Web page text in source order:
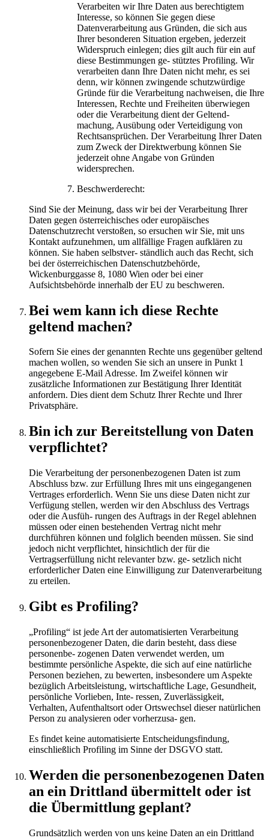
Verarbeiten wir Ihre Daten aus berechtigtem
Interesse, so können Sie gegen diese
Datenverarbeitung aus Gründen, die sich aus
Ihrer besonderen Situation ergeben, jederzeit
Widerspruch einlegen; dies gilt auch für ein auf
diese Bestimmungen ge- stütztes Profiling. Wir
verarbeiten dann Ihre Daten nicht mehr, es sei
denn, wir können zwingende schutzwürdige
Gründe für die Verarbeitung nachweisen, die Ihre
Interessen, Rechte und Freiheiten überwiegen
oder die Verarbeitung dient der Geltend-
machung, Ausübung oder Verteidigung von
Rechtsansprüchen. Der Verarbeitung Ihrer Daten
zum Zweck der Direktwerbung können Sie
jederzeit ohne Angabe von Gründen
widersprechen.
Beschwerderecht:
Sind Sie der Meinung, dass wir bei der Verarbeitung Ihrer
Daten gegen österreichisches oder europäisches
Datenschutzrecht verstoßen, so ersuchen wir Sie, mit uns
Kontakt aufzunehmen, um allfällige Fragen aufklären zu
können. Sie haben selbstver- ständlich auch das Recht, sich
bei der österreichischen Datenschutzbehörde,
Wickenburggasse 8, 1080 Wien oder bei einer
Aufsichtsbehörde innerhalb der EU zu beschweren.
Bei wem kann ich diese Rechte
geltend machen?
Sofern Sie eines der genannten Rechte uns gegenüber geltend
machen wollen, so wenden Sie sich an unsere in Punkt 1
angegebene E-Mail Adresse. Im Zweifel können wir
zusätzliche Informationen zur Bestätigung Ihrer Identität
anfordern. Dies dient dem Schutz Ihrer Rechte und Ihrer
Privatsphäre.
Bin ich zur Bereitstellung von Daten
verpflichtet?
Die Verarbeitung der personenbezogenen Daten ist zum
Abschluss bzw. zur Erfüllung Ihres mit uns eingegangenen
Vertrages erforderlich. Wenn Sie uns diese Daten nicht zur
Verfügung stellen, werden wir den Abschluss des Vertrags
oder die Ausfüh- rungen des Auftrags in der Regel ablehnen
müssen oder einen bestehenden Vertrag nicht mehr
durchführen können und folglich beenden müssen. Sie sind
jedoch nicht verpflichtet, hinsichtlich der für die
Vertragserfüllung nicht relevanter bzw. ge- setzlich nicht
erforderlicher Daten eine Einwilligung zur Datenverarbeitung
zu erteilen.
Gibt es Profiling?
„Profiling“ ist jede Art der automatisierten Verarbeitung
personenbezogener Daten, die darin besteht, dass diese
personenbe- zogenen Daten verwendet werden, um
bestimmte persönliche Aspekte, die sich auf eine natürliche
Personen beziehen, zu bewerten, insbesondere um Aspekte
bezüglich Arbeitsleistung, wirtschaftliche Lage, Gesundheit,
persönliche Vorlieben, Inte- ressen, Zuverlässigkeit,
Verhalten, Aufenthaltsort oder Ortswechsel dieser natürlichen
Person zu analysieren oder vorherzusa- gen.
Es findet keine automatisierte Entscheidungsfindung,
einschließlich Profiling im Sinne der DSGVO statt.
Werden die personenbezogenen Daten
an ein Drittland übermittelt oder ist
die Übermittlung geplant?
Grundsätzlich werden von uns keine Daten an ein Drittland